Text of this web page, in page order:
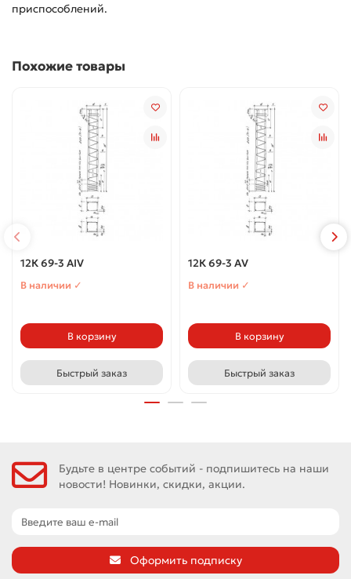
приспособлений.
Похожие товары
12К 69-3 АIV
В наличии ✓
В корзину
Быстрый заказ
12К 69-3 АV
В наличии ✓
В корзину
Быстрый заказ
Будьте в центре событий - подпишитесь на наши
новости! Новинки, скидки, акции.
Оформить подписку